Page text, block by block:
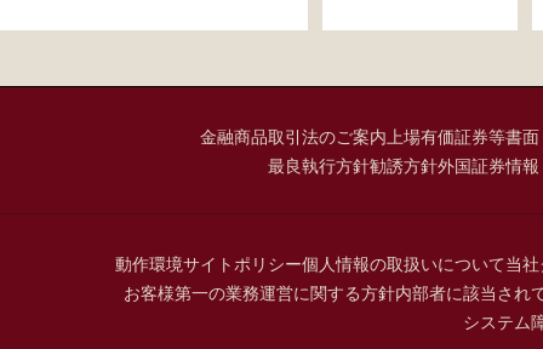
金融商品取引法のご案内 上場有価証券等書
最良執行方針勧誘方針外国証券情
動作環境サイトポリシー個人情報の取扱いについて当
お客様第一の業務運営に関する方針内部者に該当され
システム